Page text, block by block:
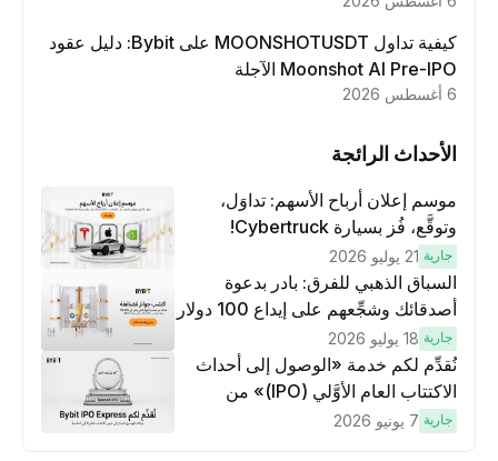
كيفية تداول MOONSHOTUSDT على Bybit: دليل عقود
Moonshot AI Pre-IPO الآجلة
الأحداث الرائجة
موسم إعلان أرباح الأسهم: تداوَل،
وتوقَّع، فُز بسيارة Cybertruck!
جارية 21 يوليو 2026
السباق الذهبي للفرق: بادر بدعوة
أصدقائك وشجِّعهم على إيداع 100 دولار
لكسَب مكافآت مُضاعَفة
جارية 18 يوليو 2026
نُقدِّم لكم خدمة «الوصول إلى أحداث
الاكتتاب العام الأوَّلي (IPO)» من
Bybit، بوابتك للوصول المبكر إلى فرص
جارية 7 يونيو 2026